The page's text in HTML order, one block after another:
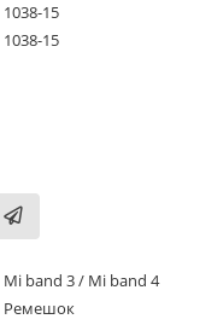
1038-15
1038-15
Mi band 3 / Mi band 4
Ремешок